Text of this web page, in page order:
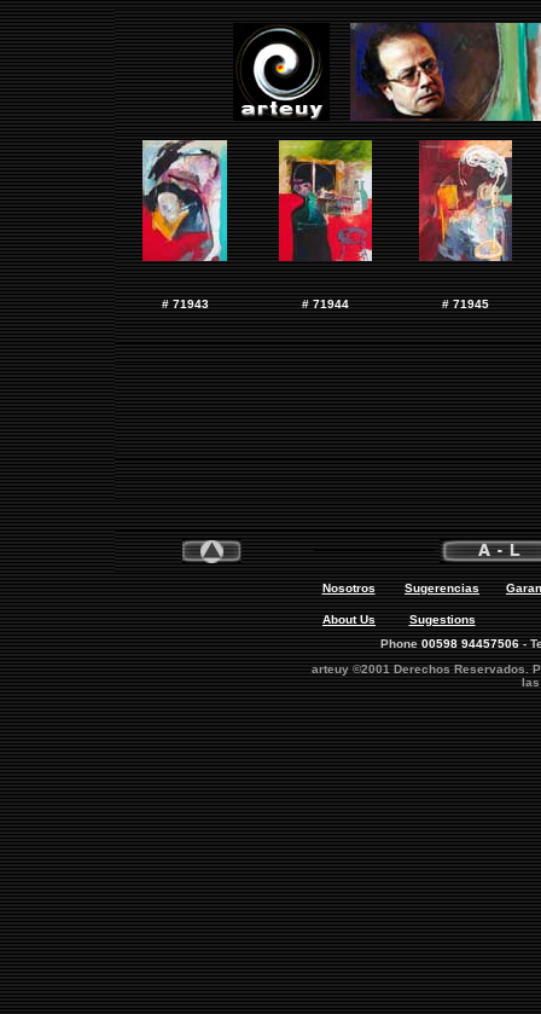
# 71943 # 71944 # 71945
Nosotros Sugerencias
About Us
Sugestions
Phone00598 94457506-
arteuy ©2001 Derechos Reservados.